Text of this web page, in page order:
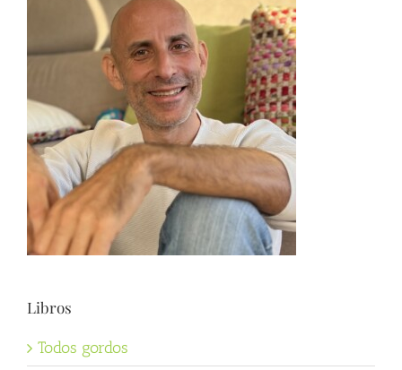
Libros
Todos gordos